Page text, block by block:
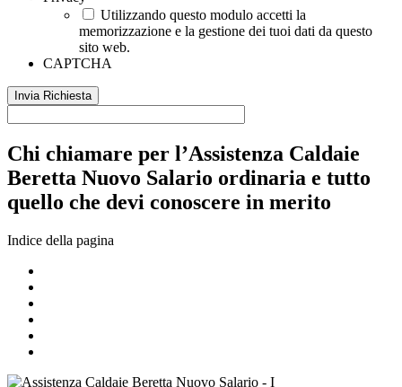
Utilizzando questo modulo accetti la
memorizzazione e la gestione dei tuoi dati da questo
sito web.
CAPTCHA
Chi chiamare per l’Assistenza Caldaie
Beretta Nuovo Salario ordinaria e tutto
quello che devi conoscere in merito
Indice della pagina